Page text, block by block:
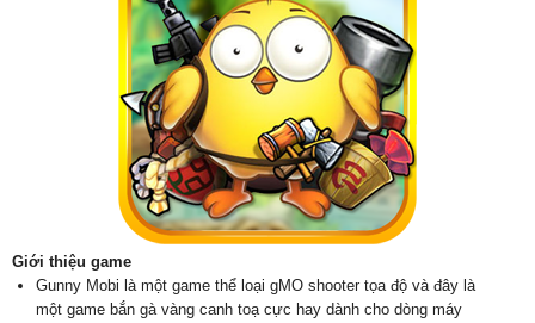
Giới thiệu game
Gunny Mobi là một game thể loại gMO shooter tọa độ và đây là
một game bắn gà vàng canh toạ cực hay dành cho dòng máy